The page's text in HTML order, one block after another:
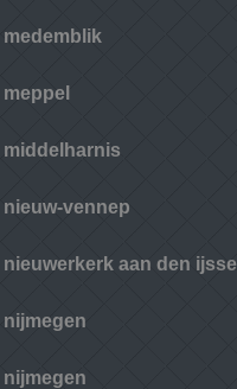
medemblik
meppel
middelharnis
nieuw-vennep
nieuwerkerk aan den ijssel
nijmegen
nijmegen